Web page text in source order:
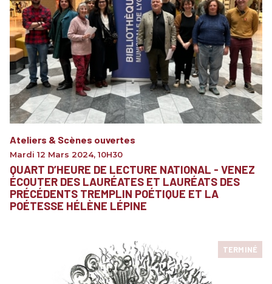
Ateliers & Scènes ouvertes
Mardi 12 Mars 2024, 10H30
QUART D’HEURE DE LECTURE NATIONAL - VENEZ
ÉCOUTER DES LAURÉATES ET LAURÉATS DES
PRÉCÉDENTS TREMPLIN POÉTIQUE ET LA
POÉTESSE HÉLÈNE LÉPINE
TERMINÉ